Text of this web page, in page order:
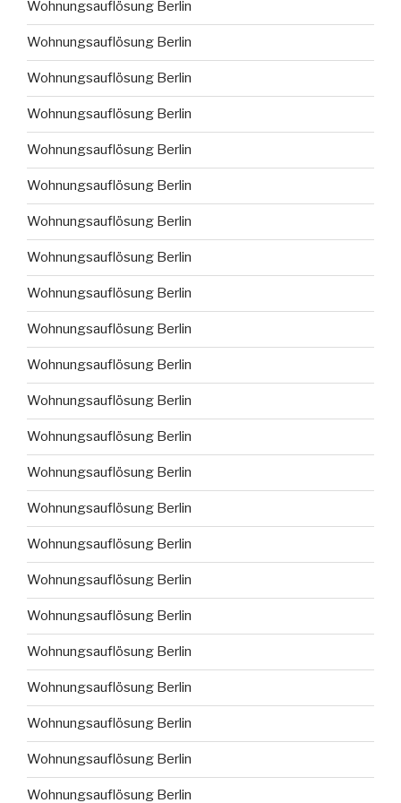
Wohnungsauflösung Berlin
Wohnungsauflösung Berlin
Wohnungsauflösung Berlin
Wohnungsauflösung Berlin
Wohnungsauflösung Berlin
Wohnungsauflösung Berlin
Wohnungsauflösung Berlin
Wohnungsauflösung Berlin
Wohnungsauflösung Berlin
Wohnungsauflösung Berlin
Wohnungsauflösung Berlin
Wohnungsauflösung Berlin
Wohnungsauflösung Berlin
Wohnungsauflösung Berlin
Wohnungsauflösung Berlin
Wohnungsauflösung Berlin
Wohnungsauflösung Berlin
Wohnungsauflösung Berlin
Wohnungsauflösung Berlin
Wohnungsauflösung Berlin
Wohnungsauflösung Berlin
Wohnungsauflösung Berlin
Wohnungsauflösung Berlin